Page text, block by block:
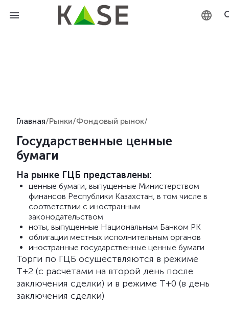
Главная/Рынки/Фондовый рынок/
Государственные ценные
бумаги
На рынке ГЦБ представлены:
ценные бумаги, выпущенные Министерством
финансов Республики Казахстан, в том числе в
соответствии с иностранным
законодательством
ноты, выпущенные Национальным Банком РК
облигации местных исполнительным органов
иностранные государственные ценные бумаги
Торги по ГЦБ осуществляются в режиме
Т+2 (с расчетами на второй день после
заключения сделки) и в режиме T+0 (в день
заключения сделки)